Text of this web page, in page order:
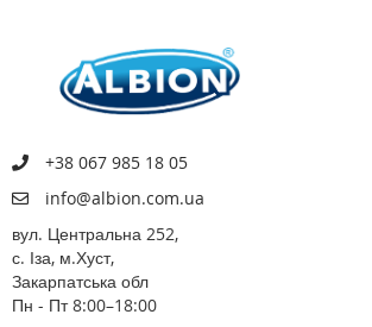
+38 067 985 18 05
info@albion.com.ua
вул. Центральна 252,
с. Іза, м.Хуст,
Закарпатська обл
Пн - Пт 8:00–18:00